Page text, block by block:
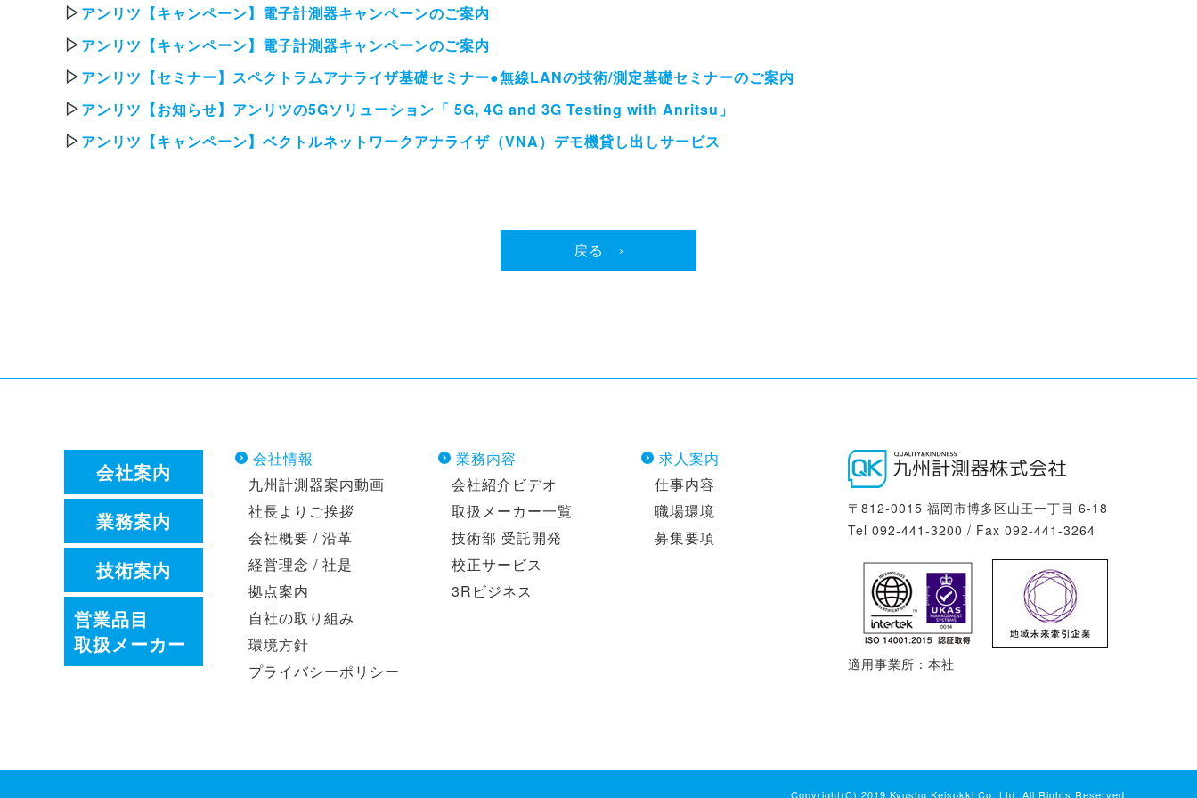
▷アンリツ【キャンペーン】電子計測器キャンペーンのご案内
▷アンリツ【キャンペーン】電子計測器キャンペーンのご案内
▷アンリツ【セミナー】スペクトラムアナライザ基礎セミナー●無線LANの技術/測定基礎セミナーのご案内
▷アンリツ【お知らせ】アンリツの5Gソリューション「 5G, 4G and 3G Testing with Anritsu」
▷アンリツ【キャンペーン】ベクトルネットワークアナライザ（VNA）デモ機貸し出しサービス
戻る ›
会社案内
業務案内
技術案内
営業品目
取扱メーカー
会社情報
九州計測器案内動画
社長よりご挨拶
会社概要 / 沿革
経営理念 / 社是
拠点案内
自社の取り組み
環境方針
プライバシーポリシー
業務内容
会社紹介ビデオ
取扱メーカー一覧
技術部 受託開発
校正サービス
3Rビジネス
求人案内
仕事内容
職場環境
募集要項
〒812-0015 福岡市博多区山王一丁目 6-18
Tel 092-441-3200 / Fax 092-441-3264
適用事業所：本社
Copyright(C) 2019 Kyushu Keisokki Co.,Ltd. All Rights Reserved